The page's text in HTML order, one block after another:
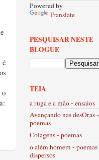
é
Powered by
Translate
PESQUISAR NESTE
BLOGUE
TEIA
a ruga e a mão - ensaios
Avançando nas desOras -
poemas
Colagens - poemas
o além homem - poemas
dispersos